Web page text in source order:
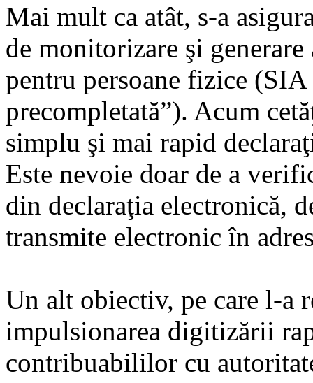
Mai mult ca atât, s-a
de monitorizare şi
pentru persoane fizice
precompletată”). Acum
simplu şi mai rapid
Este nevoie doar de a
din declaraţia electronică,
transmite electronic în
Un alt obiectiv, pe care l-a
impulsionarea digitizării
contribuabililor cu